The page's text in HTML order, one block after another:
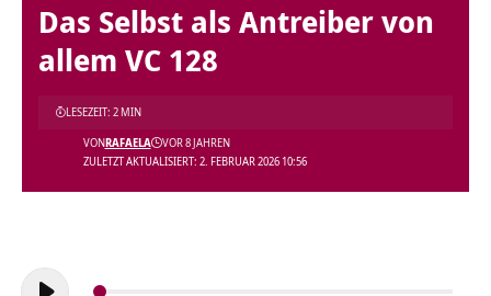
Das Selbst als Antreiber von
allem VC 128
ZULETZT AKTUALISIERT: 2. FEBRUAR 2026 10:56
VONRAFAELA VOR 8 JAHREN
LESEZEIT: 2 MIN
Audio-